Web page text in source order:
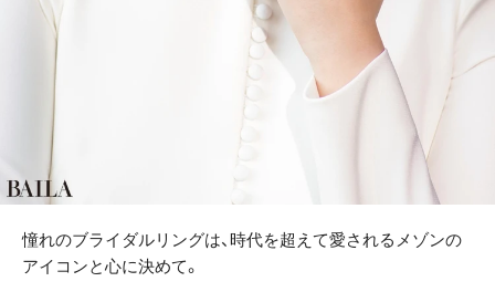
憧れのブライダルリングは、時代を超えて愛されるメゾンの
アイコンと心に決めて。